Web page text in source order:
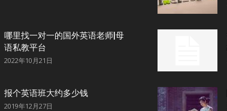
哪里找一对一的国外英语老师|母
语私教平台
2022年10月21日
报个英语班大约多少钱
2019年12月27日